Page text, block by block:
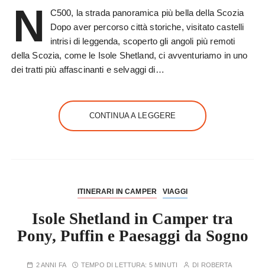
N
C500, la strada panoramica più bella della Scozia
Dopo aver percorso città storiche, visitato castelli
intrisi di leggenda, scoperto gli angoli più remoti
della Scozia, come le Isole Shetland, ci avventuriamo in uno
dei tratti più affascinanti e selvaggi di…
CONTINUA A LEGGERE
ITINERARI IN CAMPER VIAGGI
Isole Shetland in Camper tra
Pony, Puffin e Paesaggi da Sogno
2 ANNI FA TEMPO DI LETTURA: 5 MINUTI DI ROBERTA